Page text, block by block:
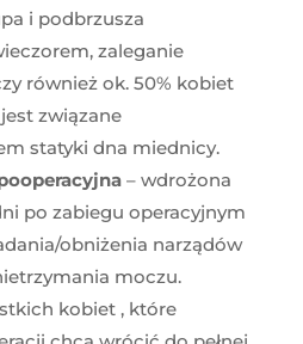
i podbrzusza
zaleganie
również ok. 50% kobiet
związane
statyki dna miednicy.
– wdrożona
po zabiegu operacyjnym
obniżenia narządów
moczu.
kobiet , które